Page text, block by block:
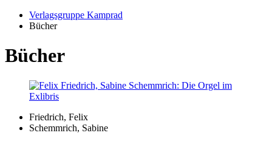
Verlagsgruppe Kamprad
Bücher
Bücher
Friedrich, Felix
Schemmrich, Sabine